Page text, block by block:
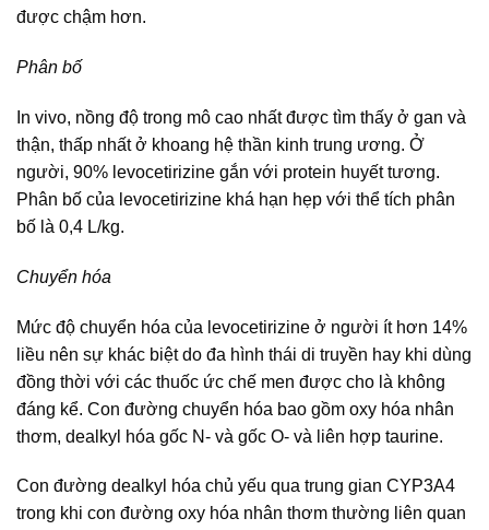
được chậm hơn.
Phân bố
In vivo, nồng độ trong mô cao nhất được tìm thấy ở gan và
thận, thấp nhất ở khoang hệ thần kinh trung ương. Ở
người, 90% levocetirizine gắn với protein huyết tương.
Phân bố của levocetirizine khá hạn hẹp với thể tích phân
bố là 0,4 L/kg.
Chuyển hóa
Mức độ chuyển hóa của levocetirizine ở người ít hơn 14%
liều nên sự khác biệt do đa hình thái di truyền hay khi dùng
đồng thời với các thuốc ức chế men được cho là không
đáng kể. Con đường chuyển hóa bao gồm oxy hóa nhân
thơm, dealkyl hóa gốc N- và gốc O- và liên hợp taurine.
Con đường dealkyl hóa chủ yếu qua trung gian CYP3A4
trong khi con đường oxy hóa nhân thơm thường liên quan